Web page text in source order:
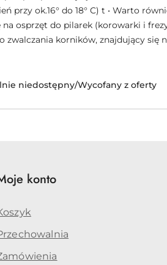
przy ok.16° do 18° C) t • Warto
osprzęt do pilarek (korowarki i
zwalczania korników, znajdujący się
niedostępny/Wycofany z oferty
konto